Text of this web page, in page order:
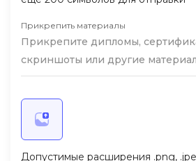
Прикрепить материалы
Прикрепите дипломы,
скриншоты или другие
Допустимые расширения .png,